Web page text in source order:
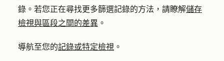
錄。若您正在尋找更多篩選記錄的方法，請瞭解儲存
檢視與區段之間的差異 。
導航至您的記錄或特定檢視 。